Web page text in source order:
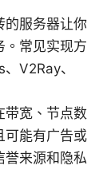
的服务器让你
。常见实现方
V2Ray、
带宽、节点数
可能有广告或
誉来源和隐私